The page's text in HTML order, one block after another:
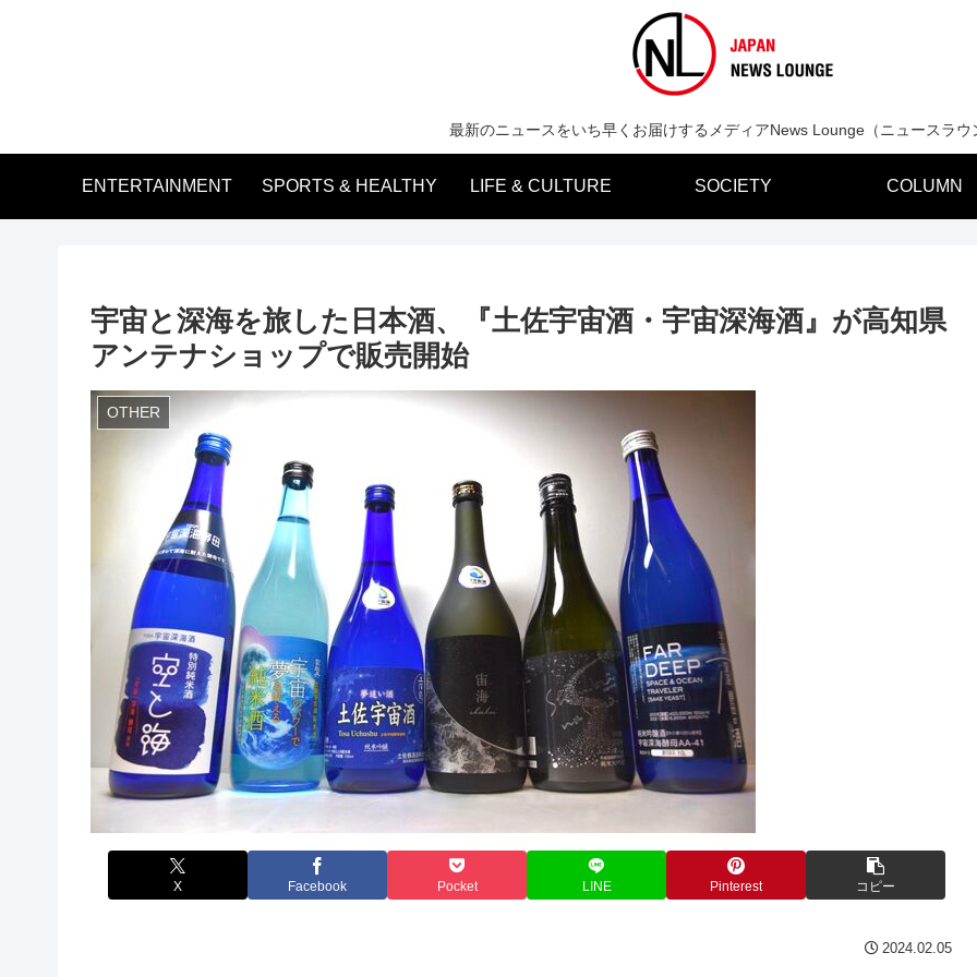
最新のニュースをいち早くお届けするメディアNews Lounge（ニュースラウ
ENTERTAINMENT SPORTS & HEALTHY LIFE & CULTURE SOCIETY COLUMN
宇宙と深海を旅した日本酒、『土佐宇宙酒・宇宙深海酒』が高知県
アンテナショップで販売開始
OTHER
X Facebook Pocket LINE Pinterest コピー
2024.02.05